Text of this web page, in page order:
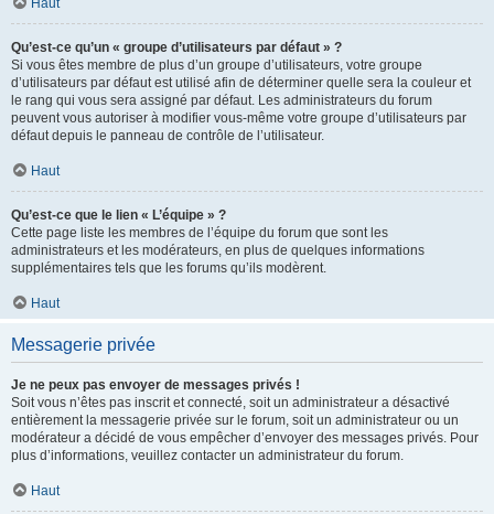
Haut
Qu’est-ce qu’un « groupe d’utilisateurs par défaut » ?
Si vous êtes membre de plus d’un groupe d’utilisateurs, votre groupe
d’utilisateurs par défaut est utilisé afin de déterminer quelle sera la couleur et
le rang qui vous sera assigné par défaut. Les administrateurs du forum
peuvent vous autoriser à modifier vous-même votre groupe d’utilisateurs par
défaut depuis le panneau de contrôle de l’utilisateur.
Haut
Qu’est-ce que le lien « L’équipe » ?
Cette page liste les membres de l’équipe du forum que sont les
administrateurs et les modérateurs, en plus de quelques informations
supplémentaires tels que les forums qu’ils modèrent.
Haut
Messagerie privée
Je ne peux pas envoyer de messages privés !
Soit vous n’êtes pas inscrit et connecté, soit un administrateur a désactivé
entièrement la messagerie privée sur le forum, soit un administrateur ou un
modérateur a décidé de vous empêcher d’envoyer des messages privés. Pour
plus d’informations, veuillez contacter un administrateur du forum.
Haut